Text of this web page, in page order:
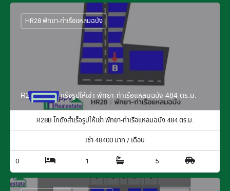
R28B โกดังสำเร็จรูปให้เช่า พัทยา-ท่าเรือแหลมฉบัง 484 ตร.ม.
HR28 พัทยา-ท่าเรือแหลมฉบัง
R28B โกดังสำเร็จรูปให้เช่า พัทยา-ท่าเรือแหลมฉบัง 484 ตร.ม.
เช่า48400 บาท / เดือน
0 1 5